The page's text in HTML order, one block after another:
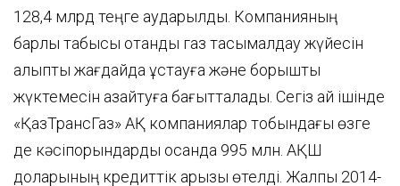
128,4 млрд теңге аударылды. Компанияның
барлық табысы отандық газ тасымалдау жүйесін
қалыпты жағдайда ұстауға және борыштық
жүктемесін азайтуға бағытталады. Сегіз ай ішінде
«ҚазТрансГаз» АҚ компаниялар тобындағы өзге
де кәсіпорындарды қосқанда 995 млн. АҚШ
доларының кредиттік қарызы өтелді. Жалпы 2014-